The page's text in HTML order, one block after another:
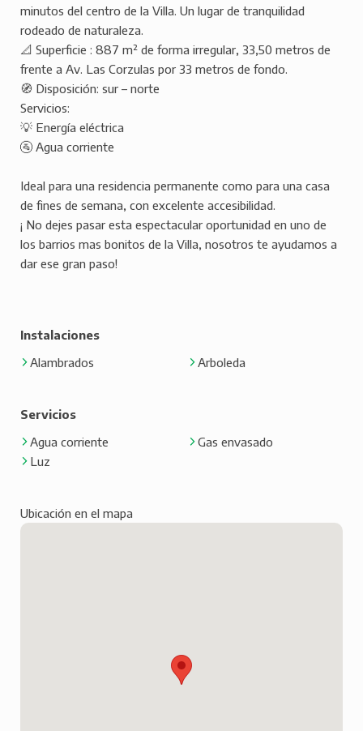
minutos del centro de la Villa. Un lugar de tranquilidad
rodeado de naturaleza.
📐 Superficie : 887 m² de forma irregular, 33,50 metros de
frente a Av. Las Corzulas por 33 metros de fondo.
🧭 Disposición: sur – norte
Servicios:
💡 Energía eléctrica
🚰 Agua corriente
Ideal para una residencia permanente como para una casa
de fines de semana, con excelente accesibilidad.
¡ No dejes pasar esta espectacular oportunidad en uno de
los barrios mas bonitos de la Villa, nosotros te ayudamos a
dar ese gran paso!
Instalaciones
Alambrados
Arboleda
Servicios
Agua corriente
Gas envasado
Luz
Ubicación en el mapa